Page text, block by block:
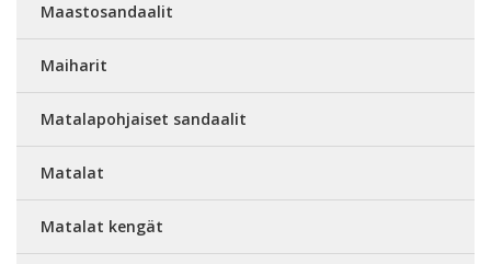
Maastosandaalit
Maiharit
Matalapohjaiset sandaalit
Matalat
Matalat kengät